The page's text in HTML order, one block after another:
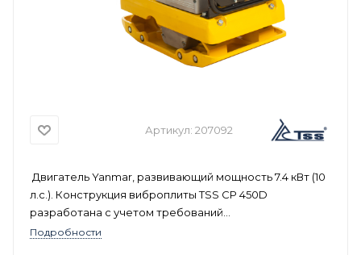
Артикул: 207092
Двигатель Yanmar, развивающий мощность 7.4 кВт (10
л.с.). Конструкция виброплиты TSS CP 450D
разработана с учетом требований
профессиональных строителей
Подробности